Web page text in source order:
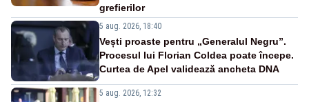
grefierilor
5 aug. 2026, 18:40
Vești proaste pentru „Generalul Negru”.
Procesul lui Florian Coldea poate începe.
Curtea de Apel validează ancheta DNA
5 aug. 2026, 12:32